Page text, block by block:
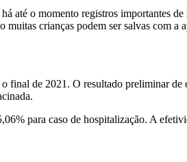
até o momento registros importantes
crianças podem ser salvas com a
final de 2021. O resultado preliminar
para caso de hospitalização. A